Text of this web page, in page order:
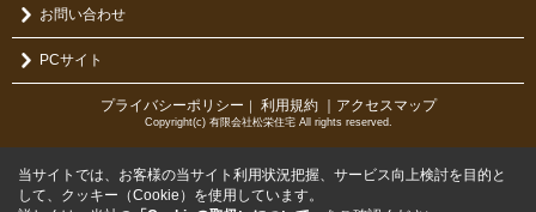
お問い合わせ
PCサイト
プライバシーポリシー 利用規約 ｜アクセスマップ
Copyright(c) 有限会社松栄住宅 All rights reserved.
当サイトでは、お客様の当サイト利用状況把握、サービス向上検討を目的と
して、クッキー（Cookie）を使用しています。